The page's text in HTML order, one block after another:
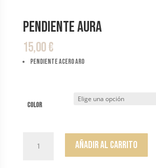
Pendiente Aura
15,00€
pendiente acero aro
color
Añadir al carrito